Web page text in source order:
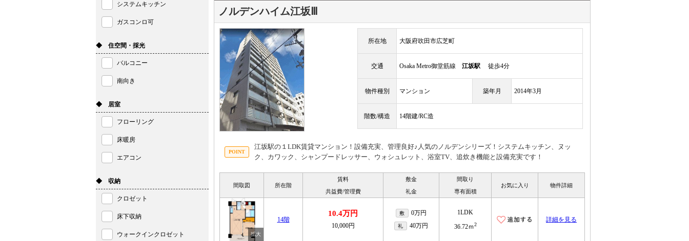
ノルデンハイム江坂Ⅲ
所在地 大阪府吹田市広芝町
交通 Osaka Metro御堂筋線 江坂駅 徒歩4分
物件種別 マンション 築年月 2014年3月
階数/構造 14階建/RC造
江坂駅の１LDK賃貸マンション！設備充実、管理良好♪人気のノルデンシリーズ！システムキッチン、ヌッ
ク、カワック、シャンプードレッサー、ウォシュレット、浴室TV、追炊き機能と設備充実です！
間取図 所在階
賃料
共益費/管理費
敷金
礼金
間取り
専有面積
お気に入り 物件詳細
14階
10.4万円
10,000円
敷 0万円
礼 40万円
1LDK
36.72ｍ2
詳細を見る
システムキッチン
ガスコンロ可
◆ 住空間・採光
バルコニー
南向き
◆ 居室
フローリング
床暖房
エアコン
◆ 収納
クロゼット
床下収納
ウォークインクロゼット